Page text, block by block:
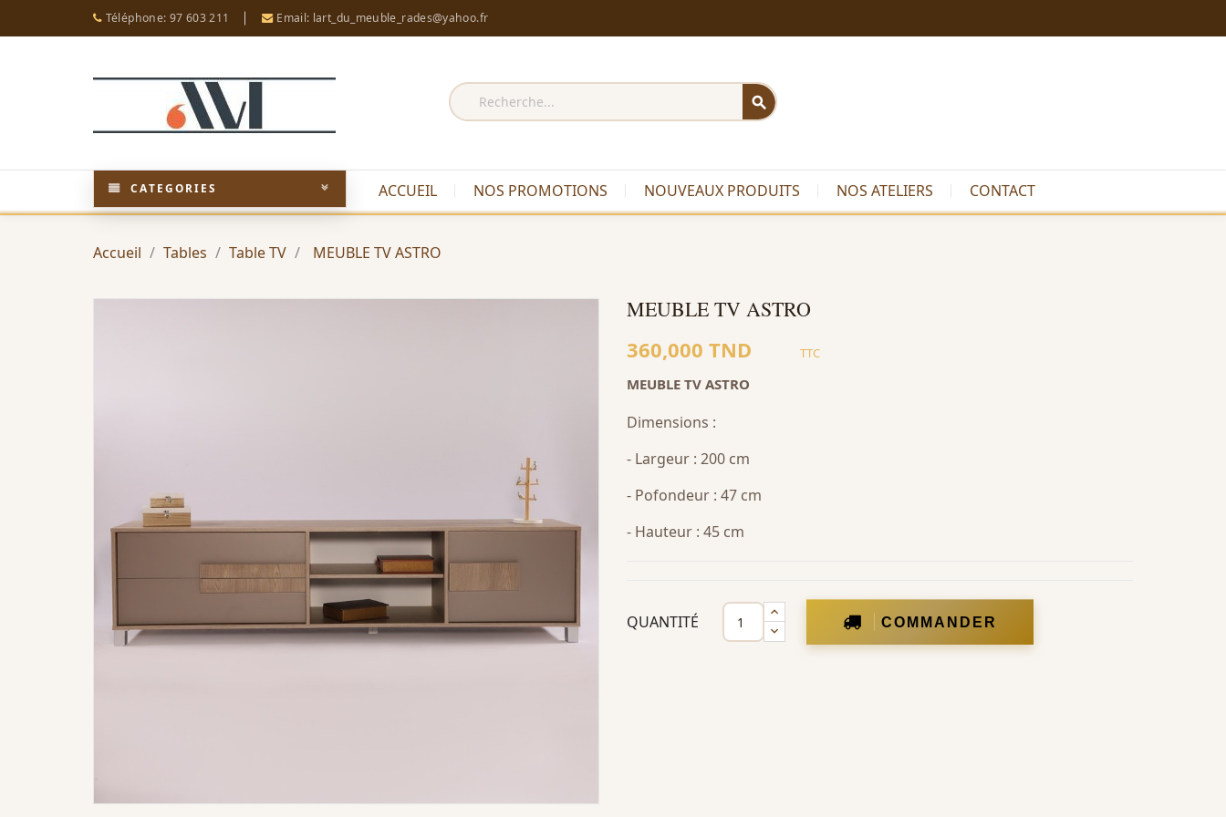
Téléphone: 97 603 211 Email: lart_du_meuble_rades@yahoo.fr
search
CATEGORIES ACCUEIL NOS PROMOTIONS NOUVEAUX PRODUITS NOS ATELIERS CONTACT
Accueil Tables Table TV MEUBLE TV ASTRO
MEUBLE TV ASTRO
360,000 TND TTC
MEUBLE TV ASTRO
Dimensions :
- Largeur : 200 cm
- Pofondeur : 47 cm
- Hauteur : 45 cm
QUANTITÉ COMMANDER